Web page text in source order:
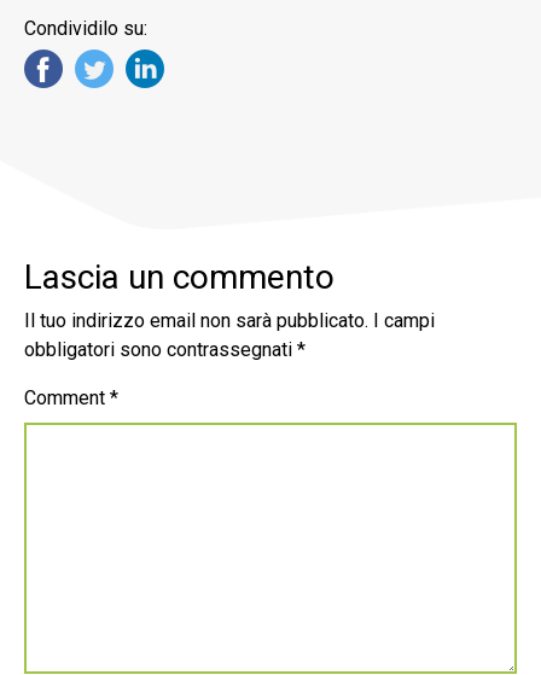
Condividilo su:
Lascia un commento
Il tuo indirizzo email non sarà pubblicato.
I campi
obbligatori sono contrassegnati *
Comment *